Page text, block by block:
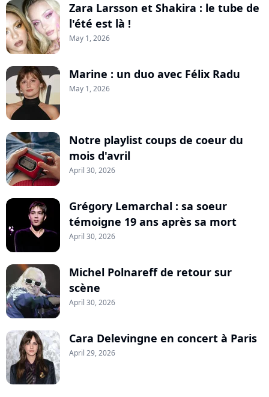
Zara Larsson et Shakira : le tube de
l'été est là !
May 1, 2026
Marine : un duo avec Félix Radu
May 1, 2026
Notre playlist coups de coeur du
mois d'avril
April 30, 2026
Grégory Lemarchal : sa soeur
témoigne 19 ans après sa mort
April 30, 2026
Michel Polnareff de retour sur
scène
April 30, 2026
Cara Delevingne en concert à Paris
April 29, 2026